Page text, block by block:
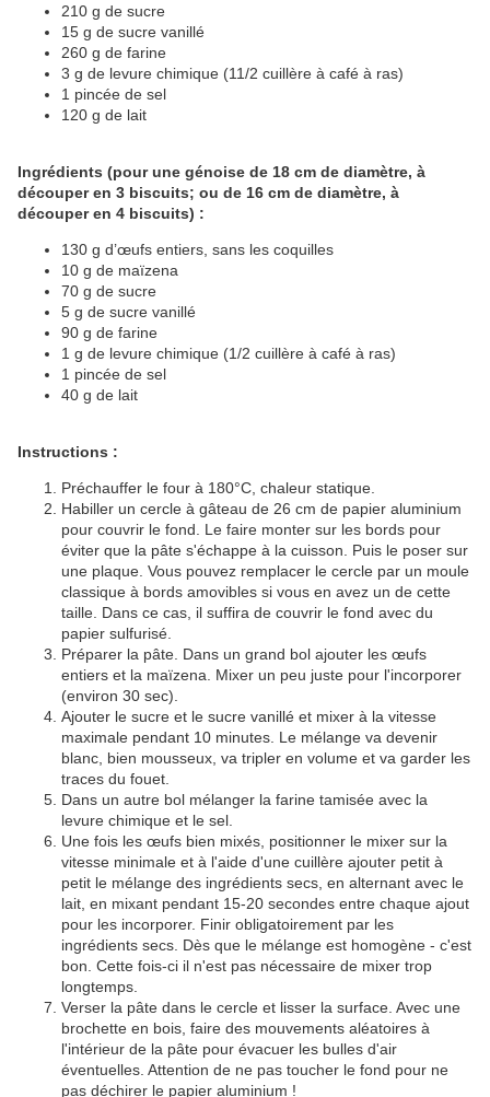
210 g de sucre
15 g de sucre vanillé
260 g de farine
3 g de levure chimique (11/2 cuillère à café à ras)
1 pincée de sel
120 g de lait
Ingrédients (pour une génoise de 18 cm de diamètre, à
découper en 3 biscuits; ou de 16 cm de diamètre, à
découper en 4 biscuits) :
130 g d’œufs entiers, sans les coquilles
10 g de maïzena
70 g de sucre
5 g de sucre vanillé
90 g de farine
1 g de levure chimique (1/2 cuillère à café à ras)
1 pincée de sel
40 g de lait
Instructions :
Préchauffer le four à 180°C, chaleur statique.
Habiller un cercle à gâteau de 26 cm de papier aluminium
pour couvrir le fond. Le faire monter sur les bords pour
éviter que la pâte s'échappe à la cuisson. Puis le poser sur
une plaque. Vous pouvez remplacer le cercle par un moule
classique à bords amovibles si vous en avez un de cette
taille. Dans ce cas, il suffira de couvrir le fond avec du
papier sulfurisé.
Préparer la pâte. Dans un grand bol ajouter les œufs
entiers et la maïzena. Mixer un peu juste pour l'incorporer
(environ 30 sec).
Ajouter le sucre et le sucre vanillé et mixer à la vitesse
maximale pendant 10 minutes. Le mélange va devenir
blanc, bien mousseux, va tripler en volume et va garder les
traces du fouet.
Dans un autre bol mélanger la farine tamisée avec la
levure chimique et le sel.
Une fois les œufs bien mixés, positionner le mixer sur la
vitesse minimale et à l'aide d'une cuillère ajouter petit à
petit le mélange des ingrédients secs, en alternant avec le
lait, en mixant pendant 15-20 secondes entre chaque ajout
pour les incorporer. Finir obligatoirement par les
ingrédients secs. Dès que le mélange est homogène - c'est
bon. Cette fois-ci il n'est pas nécessaire de mixer trop
longtemps.
Verser la pâte dans le cercle et lisser la surface. Avec une
brochette en bois, faire des mouvements aléatoires à
l'intérieur de la pâte pour évacuer les bulles d'air
éventuelles. Attention de ne pas toucher le fond pour ne
pas déchirer le papier aluminium !